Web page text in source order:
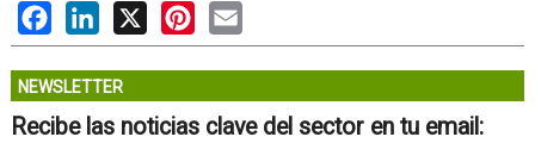
FacebookLinkedIn
X PinterestEmail
NEWSLETTER
Recibe las noticias clave del sector en tu email: